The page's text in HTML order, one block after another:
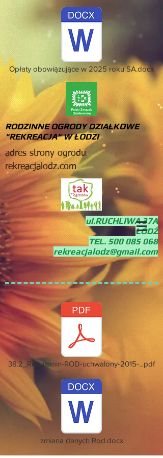
Opłaty obowiązujące w 2025 roku SA.docx
RODZINNE OGRODY DZIAŁKOWE
"REKREACJA" W ŁODZI
adres strony ogrodu
rekreacjalodz.com
ul.RUCHLIWA 37A
ŁÓDŹ
TEL. 500 085 068
rekreacjalodz@gmail.com
38.2_Regulamin-ROD-uchwalony-2015-...pdf
zmiana danych Rod.docx